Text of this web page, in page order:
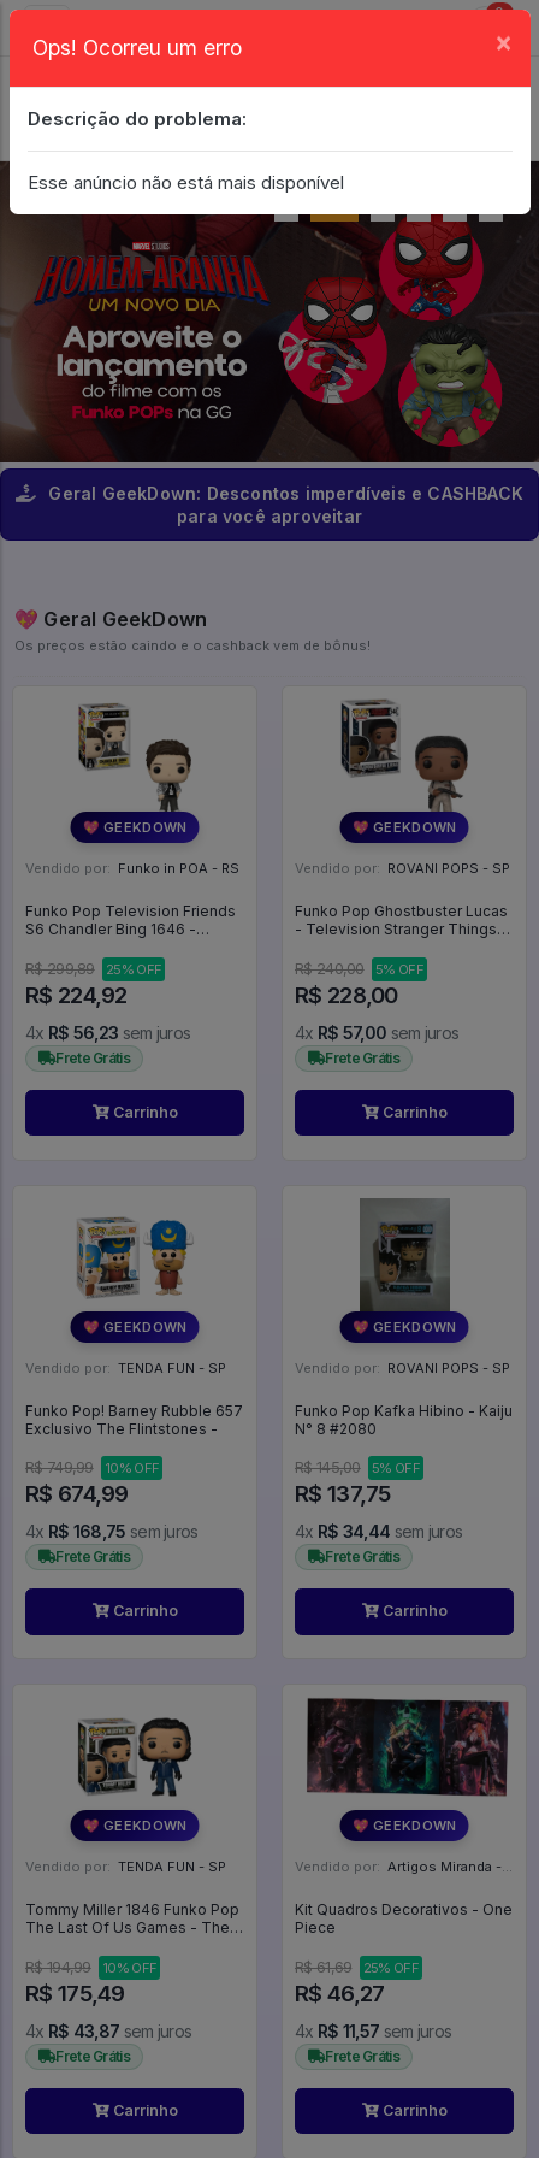
0
Geral GeekDown: Descontos imperdíveis e CASHBACK
para você aproveitar
💖 Geral GeekDown
Os preços estão caindo e o cashback vem de bônus!
💖 GEEKDOWN
Vendido por: Funko in POA - RS
Funko Pop Television Friends
S6 Chandler Bing 1646 -
R$ 299,89
25% OFF
R$ 224,92
4x R$ 56,23 sem juros
Frete Grátis
Carrinho
💖 GEEKDOWN
Vendido por: ROVANI POPS - SP
Funko Pop Ghostbuster Lucas
- Television Stranger Things
R$ 240,00
5% OFF
R$ 228,00
4x R$ 57,00 sem juros
Frete Grátis
Carrinho
💖 GEEKDOWN
Vendido por: TENDA FUN - SP
Funko Pop! Barney Rubble 657
Exclusivo The Flintstones -
R$ 749,99 10% OFF
R$ 674,99
4x R$ 168,75 sem juros
Frete Grátis
Carrinho
💖 GEEKDOWN
Vendido por: ROVANI POPS - SP
Funko Pop Kafka Hibino - Kaiju
N° 8 #2080
R$ 145,00 5% OFF
R$ 137,75
4x R$ 34,44 sem juros
Frete Grátis
Carrinho
💖 GEEKDOWN
Vendido por: TENDA FUN - SP
Tommy Miller 1846 Funko Pop
The Last Of Us Games - The
Pop - #1846 - FUNKO POP
#1846
R$ 194,99 10% OFF
R$ 175,49
4x R$ 43,87 sem juros
Frete Grátis
Carrinho
💖 GEEKDOWN
Vendido por: Artigos Miranda - RJ
Kit Quadros Decorativos - One
Piece
R$ 61,69 25% OFF
R$ 46,27
4x R$ 11,57 sem juros
Frete Grátis
Carrinho
Ops! Ocorreu um erro ×
Descrição do problema:
Esse anúncio não está mais disponível